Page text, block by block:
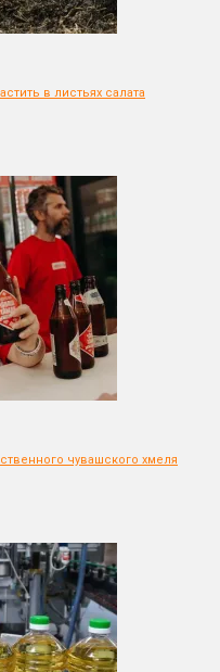
в листьях салата
чувашского хмеля